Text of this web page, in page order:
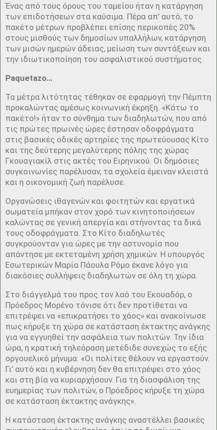
Ένας από τους όρους του ταμείου ήταν η κατάργηση
των επιδοτήσεων στα καύσιμα. Πέρα απ’ αυτό, το
πακέτο μέτρων προβλέπει επίσης περικοπές 20%
στους μισθούς των δημοσίων υπαλλήλων, κατάργηση
των μισών ημερών άδειας, μείωση των συντάξεων και
την ιδιωτικοποίηση του ασφαλιστικού συστήματος.
Paquetazo…
Τα μέτρα λιτότητας τέθηκαν σε εφαρμογή την Πέμπτη
προκαλώντας αμέσως κοινωνική έκρηξη. «Κάτω το
πακέτο!» ήταν το σύνθημα των διαδηλωτών, που από
τις πρώτες πρωινές ώρες έστησαν οδοφράγματα
στις βασικές οδικές αρτηρίες της πρωτεύουσας Κίτο
και της δεύτερης μεγαλύτερης πόλης της χώρας
Γκουαγιακίλ στις ακτές του Ειρηνικού. Οι δημόσιες
συγκοινωνίες παρέλυσαν, τα σχολεία έμειναν κλειστά
και η οικονομική ζωή παρέλυσε.
Οργανώσεις ιθαγενών και φοιτητών και εργατικά
σωματεία μπήκαν στον χορό των κινητοποιήσεων
καλώντας σε γενική απεργία και στήνοντας τα δικά
τους οδοφράγματα. Στο Κίτο διαδηλωτές
συγκρούονταν για ώρες με την αστυνομία που
απάντησε με εκτεταμένη χρήση χημικών. Η υπουργός
Εσωτερικών Μαρία Πάουλα Ρόμο έκανε λόγο για
διακόσιες συλλήψεις διαδηλωτών σε όλη τη χώρα.
Στο διάγγελμά του προς τον λαό του Εκουαδόρ, ο
Πρόεδρος Μορένο τόνισε ότι δεν προτίθεται να
επιτρέψει να «επικρατήσει το χάος» και ανακοίνωσε
πως κήρυξε τη χώρα σε κατάσταση έκτακτης ανάγκης
για να εγγυηθεί την ασφάλεια των πολιτών. Την ίδια
ώρα, η κρατική τηλεόραση μετέδιδε συνεχώς το εξής
οργουελικό μήνυμα: «Οι πολίτες θέλουν να εργαστούν.
Γι’ αυτό και η κυβέρνηση δεν θα επιτρέψει στο χάος
και στη βία να κυριαρχήσουν. Για τη διασφάλιση της
ευημερίας των πολιτών, ο Πρόεδρος κήρυξε τη χώρα
σε κατάσταση έκτακτης ανάγκης».
Η κατάσταση έκτακτης ανάγκης αναστέλλει βασικές